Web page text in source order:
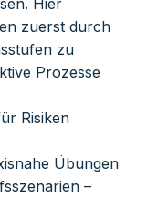
zuerst durch
zu
Prozesse
Risiken
Übungen
–